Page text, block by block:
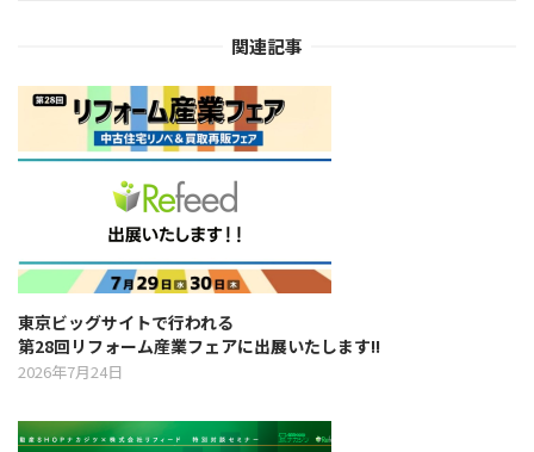
g
t
i
o
関連記事
東京ビッグサイトで行われる
第28回リフォーム産業フェアに出展いたします!!
2026年7月24日